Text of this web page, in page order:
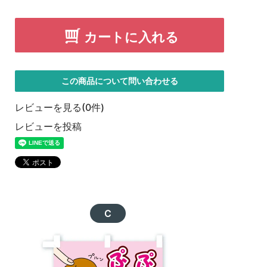
カートに入れる
この商品について問い合わせる
レビューを見る(0件)
レビューを投稿
C